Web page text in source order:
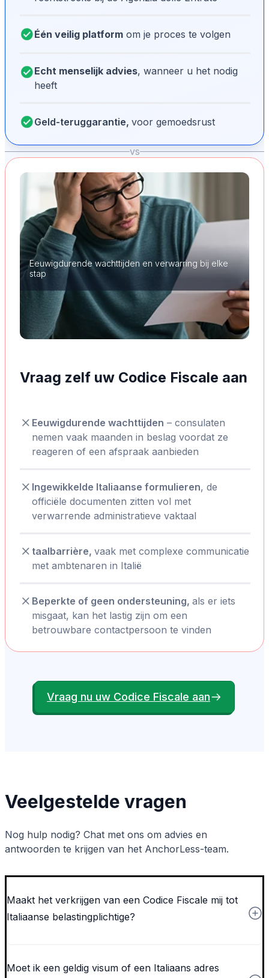
Één veilig platform om je proces te volgen
Echt menselijk advies, wanneer u het nodig
heeft
Geld-teruggarantie, voor gemoedsrust
vs
Eeuwigdurende wachttijden en verwarring bij elke
stap
Vraag zelf uw Codice Fiscale aan
Eeuwigdurende wachttijden – consulaten
nemen vaak maanden in beslag voordat ze
reageren of een afspraak aanbieden
Ingewikkelde Italiaanse formulieren, de
officiële documenten zitten vol met
verwarrende administratieve vaktaal
taalbarrière, vaak met complexe communicatie
met ambtenaren in Italië
Beperkte of geen ondersteuning, als er iets
misgaat, kan het lastig zijn om een
betrouwbare contactpersoon te vinden
Vraag nu uw Codice Fiscale aan
Veelgestelde vragen
Nog hulp nodig? Chat met ons om advies en
antwoorden te krijgen van het AnchorLess-team.
Maakt het verkrijgen van een Codice Fiscale mij tot
Italiaanse belastingplichtige?
Moet ik een geldig visum of een Italiaans adres